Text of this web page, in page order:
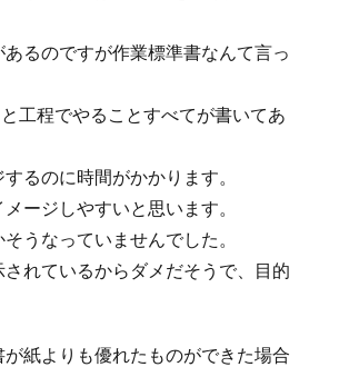
るのですが作業標準書なんて言っ
工程でやることすべてが書いてあ
るのに時間がかかります。
ージしやすいと思います。
うなっていませんでした。
れているからダメだそうで、目的
紙よりも優れたものができた場合